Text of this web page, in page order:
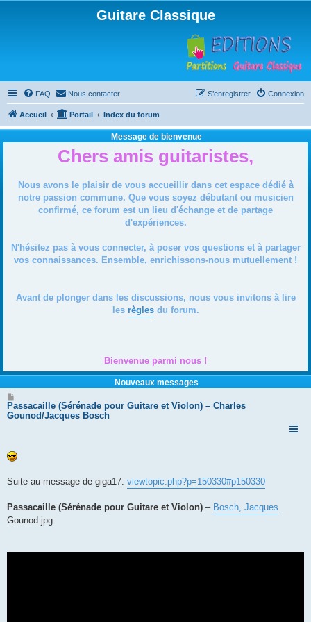
Guitare Classique
FAQ Nous contacter Connexion
S’enregistrer
Accueil Portail Index du forum
Message de bienvenue
Chers amis guitaristes,
Nous avons le plaisir de vous accueillir dans cet espace dédié à
notre passion commune. Que vous soyez débutant ou musicien
confirmé, ce forum est un lieu d'échange et de partage
d'expériences.
N'hésitez pas à vous connecter, à poser vos questions et à partager
vos connaissances. Ensemble, enrichissons-nous mutuellement !
Avant de plonger dans les discussions, nous vous invitons à lire
les règlesdu forum.
Bienvenue parmi nous !
Nouveaux messages
e
s
e
Passacaille (Sérénade pour Guitare et Violon) – Charles
Gounod/Jacques Bosch
Suite au message de giga17: viewtopic.php?p=150330#p150330
Passacaille (Sérénade pour Guitare et Violon) – Bosch, Jacques
Gounod.jpg